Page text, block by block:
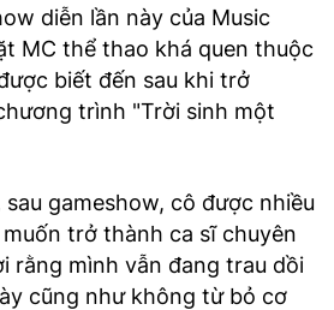
diễn lần này của Music
MC thể thao khá quen thuộc
biết đến sau khi trở
trình "Trời sinh một
gameshow, cô được nhiều
trở thành ca sĩ chuyên
rằng mình vẫn đang trau dồi
cũng như không từ bỏ cơ